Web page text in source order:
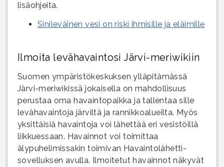
lisäohjeita.
Sinileväinen vesi on riski ihmisille ja eläimille
Ilmoita levähavaintosi Järvi-meriwikiin
Suomen ympäristökeskuksen ylläpitämässä
Järvi-meriwikissä jokaisella on mahdollisuus
perustaa oma havaintopaikka ja tallentaa sille
levähavaintoja järviltä ja rannikkoalueilta. Myös
yksittäisiä havaintoja voi lähettää eri vesistöillä
liikkuessaan. Havainnot voi toimittaa
älypuhelimissakin toimivan Havaintolähetti-
sovelluksen avulla. Ilmoitetut havainnot näkyvät